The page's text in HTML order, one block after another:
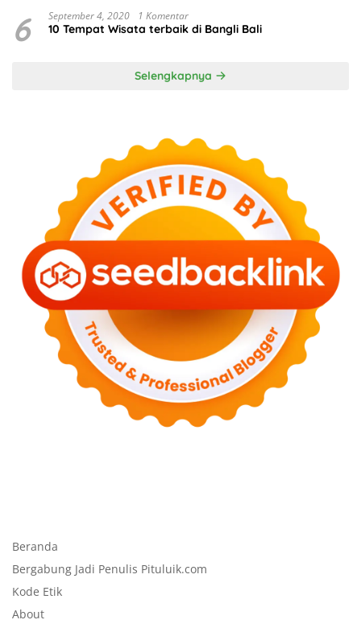
6 September 4, 2020 1 Komentar
10 Tempat Wisata terbaik di Bangli Bali
Selengkapnya
Beranda
Bergabung Jadi Penulis Pituluik.com
Kode Etik
About